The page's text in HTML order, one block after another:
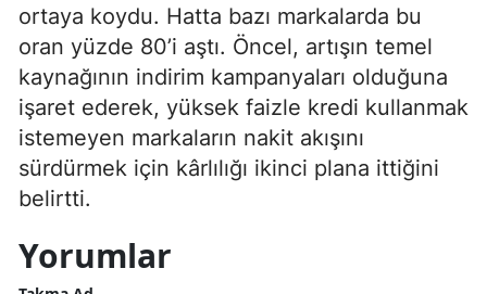
ortaya koydu. Hatta bazı markalarda bu
oran yüzde 80’i aştı. Öncel, artışın temel
kaynağının indirim kampanyaları olduğuna
işaret ederek, yüksek faizle kredi kullanmak
istemeyen markaların nakit akışını
sürdürmek için kârlılığı ikinci plana ittiğini
belirtti.
Yorumlar